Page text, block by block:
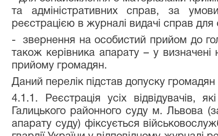
та адміністративних справ, за
реєстрацією в журналі видачі справ
- звернення на особистий прийом до
також керівника апарату – у
прийому громадян.
Даний перелік підстав допуску
4.1.1. Реєстрація усіх відвідувачів,
Галицького районного суду м. Львова
апарату суду) фіксується